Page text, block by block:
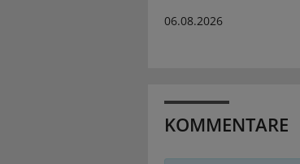
06.08.2026
KOMMENTARE